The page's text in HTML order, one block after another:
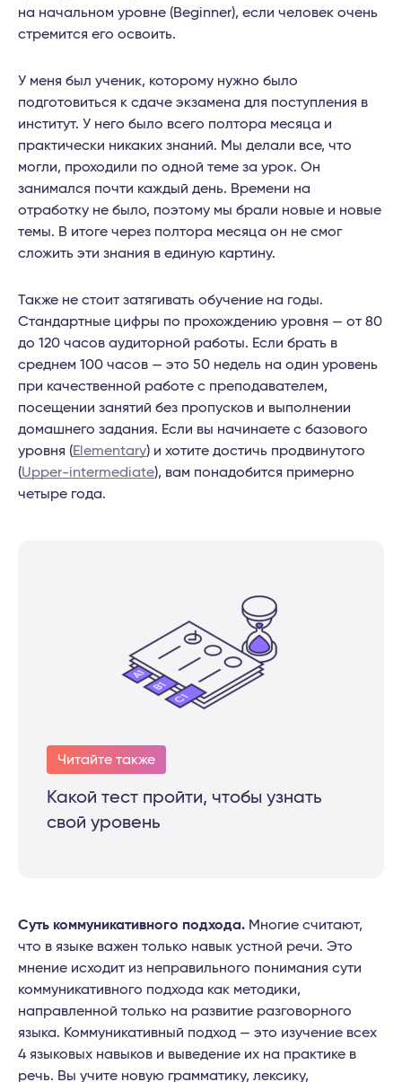
на начальном уровне (Beginner), если человек очень
стремится его освоить.
У меня был ученик, которому нужно было
подготовиться к сдаче экзамена для поступления в
институт. У него было всего полтора месяца и
практически никаких знаний. Мы делали все, что
могли, проходили по одной теме за урок. Он
занимался почти каждый день. Времени на
отработку не было, поэтому мы брали новые и новые
темы. В итоге через полтора месяца он не смог
сложить эти знания в единую картину.
Также не стоит затягивать обучение на годы.
Стандартные цифры по прохождению уровня — от 80
до 120 часов аудиторной работы. Если брать в
среднем 100 часов — это 50 недель на один уровень
при качественной работе с преподавателем,
посещении занятий без пропусков и выполнении
домашнего задания. Если вы начинаете с базового
уровня (Elementary) и хотите достичь продвинутого
(Upper-intermediate), вам понадобится примерно
четыре года.
Читайте также
Какой тест пройти, чтобы узнать
свой уровень
Суть коммуникативного подхода. Многие считают,
что в языке важен только навык устной речи. Это
мнение исходит из неправильного понимания сути
коммуникативного подхода как методики,
направленной только на развитие разговорного
языка. Коммуникативный подход — это изучение всех
4 языковых навыков и выведение их на практике в
речь. Вы учите новую грамматику, лексику,